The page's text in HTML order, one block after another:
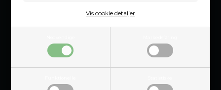
Vis cookie detaljer
Åbningstider & Showroom